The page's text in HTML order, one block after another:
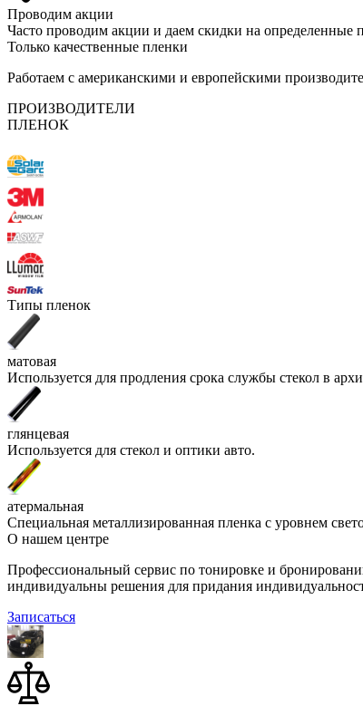
Проводим акции
Часто проводим акции и даем скидки на определенные
Только качественные пленки
Работаем с американскими и европейскими
ПРОИЗВОДИТЕЛИ
ПЛЕНОК
Типы пленок
матовая
Используется для продления срока службы стекол в
глянцевая
Используется для стекол и оптики авто.
атермальная
Специальная металлизированная пленка с уровнем
О нашем центре
Профессиональный сервис по тонировке и
индивидуальны решения для придания
Записаться